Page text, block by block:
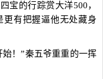
宝的行踪赏大洋500，
更有把握逼他无处藏身
！”秦五爷重重的一挥